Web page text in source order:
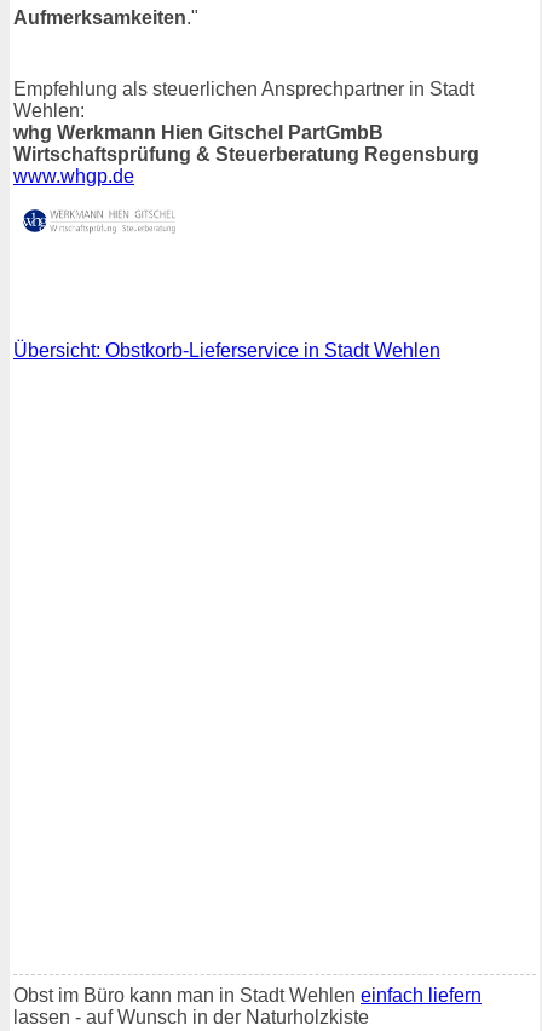
Aufmerksamkeiten."
Empfehlung als steuerlichen Ansprechpartner in Stadt
Wehlen:
whg Werkmann Hien Gitschel PartGmbB
Wirtschaftsprüfung & Steuerberatung Regensburg
www.whgp.de
Übersicht: Obstkorb-Lieferservice in Stadt Wehlen
Obst im Büro kann man in Stadt Wehlen einfach liefern
lassen - auf Wunsch in der Naturholzkiste